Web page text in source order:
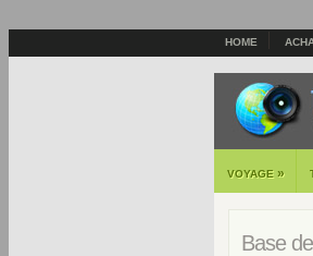
HOME
VOYAGE »
Base